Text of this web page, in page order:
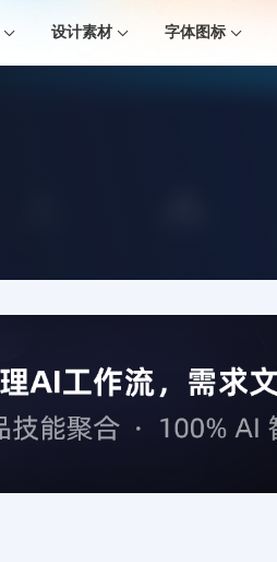
设计素材 字体图标